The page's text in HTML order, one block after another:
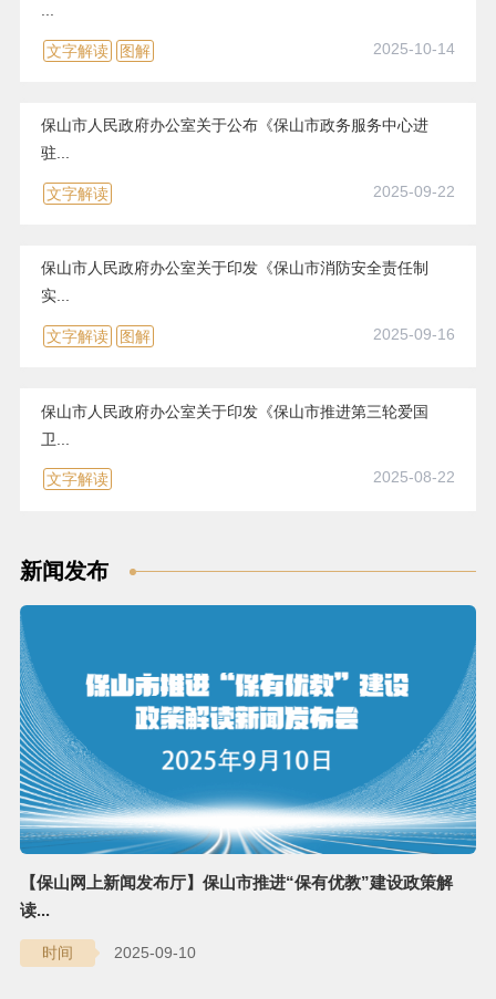
...
文字解读 图解 2025-10-14
保山市人民政府办公室关于公布《保山市政务服务中心进
驻...
文字解读 2025-09-22
保山市人民政府办公室关于印发《保山市消防安全责任制
实...
文字解读 图解 2025-09-16
保山市人民政府办公室关于印发《保山市推进第三轮爱国
卫...
文字解读 2025-08-22
新闻发布
【保山网上新闻发布厅】保山市推进“保有优教”建设政策解
读...
时间 2025-09-10